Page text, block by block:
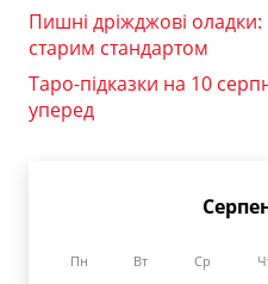
Пишні дріжджові
старим стандартом
Таро-підказки на 10
уперед
Пн Вт Ср